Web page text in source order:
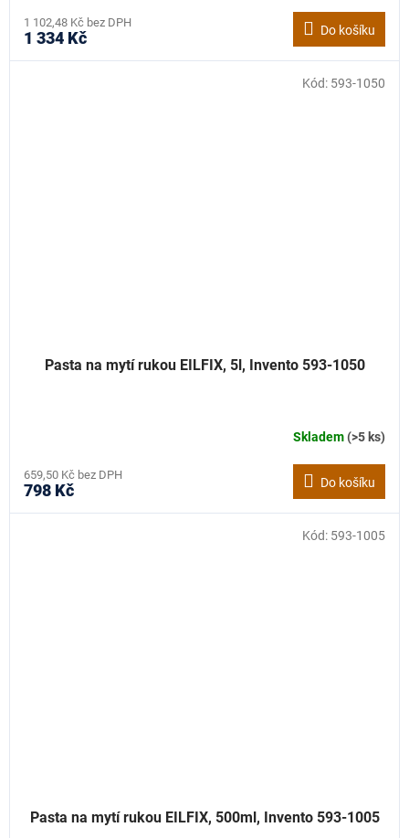
1 102,48 Kč bez DPH
1 334 Kč Do košíku
Pasta na mytí rukou EILFIX, 5l, Invento 593-1050
Skladem(>5 ks)
659,50 Kč bez DPH
798 Kč Do košíku
Kód: 593-1050
Pasta na mytí rukou EILFIX, 500ml, Invento 593-1005
Kód: 593-1005